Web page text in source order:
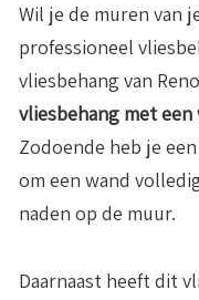
Wil je de muren van
professioneel
vliesbehang van
vliesbehang met
Zodoende heb je
om een wand
naden op de muur.
Daarnaast heeft dit